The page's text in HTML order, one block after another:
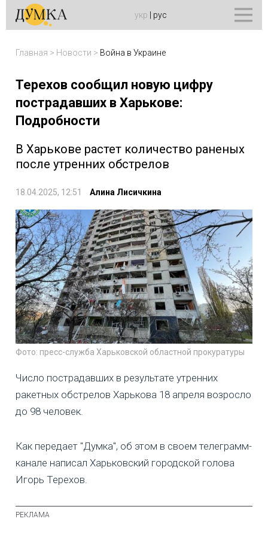
укр рус
Главная > Новости > Война в Украине
Терехов сообщил новую цифру
пострадавших в Харькове:
Подробности
В Харькове растет количество раненых
после утренних обстрелов
18.04.2025, 12:51 Алина Лисичкина
Фото: пресс-служба Харьковской областной прокуратуры
Число пострадавших в результате утренних
ракетных обстрелов Харькова 18 апреля возросло
до 98 человек.
Как передает "Думка", об этом в своем телеграмм-
канале написал Харьковский городской голова
Игорь Терехов.